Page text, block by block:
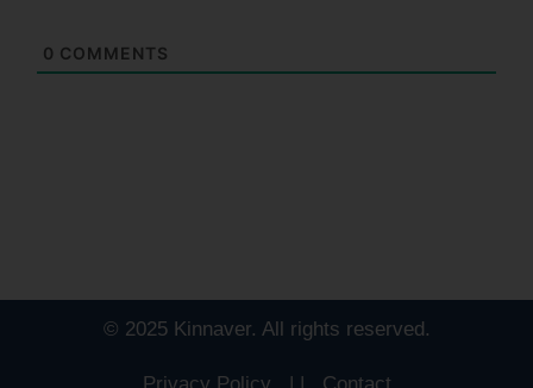
0 COMMENTS
© 2025 Kinnaver. All rights reserved.
Privacy Policy | | Contact